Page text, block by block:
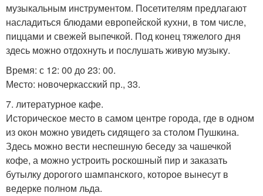
музыкальным инструментом. Посетителям предлагают
насладиться блюдами европейской кухни, в том числе,
пиццами и свежей выпечкой. Под конец тяжелого дня
здесь можно отдохнуть и послушать живую музыку.
Время: с 12: 00 до 23: 00.
Место: новочеркасский пр., 33.
7. литературное кафе.
Историческое место в самом центре города, где в одном
из окон можно увидеть сидящего за столом Пушкина.
Здесь можно вести неспешную беседу за чашечкой
кофе, а можно устроить роскошный пир и заказать
бутылку дорогого шампанского, которое вынесут в
ведерке полном льда.